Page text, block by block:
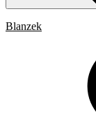
Blanzek